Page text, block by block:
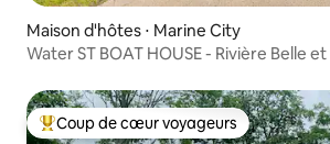
Maison d'hôtes ⋅ Marine City
Water ST BOAT HOUSE - Rivière Belle
Coups de cœur voyageurs les plus
Coup de cœur voyageurs